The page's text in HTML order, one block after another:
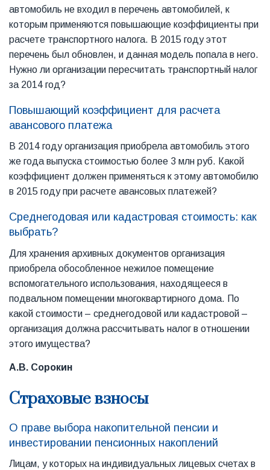
автомобиль не входил в перечень автомобилей, к
которым применяются повышающие коэффициенты при
расчете транспортного налога. В 2015 году этот
перечень был обновлен, и данная модель попала в него.
Нужно ли организации пересчитать транспортный налог
за 2014 год?
Повышающий коэффициент для расчета
авансового платежа
В 2014 году организация приобрела автомобиль этого
же года выпуска стоимостью более 3 млн руб. Какой
коэффициент должен применяться к этому автомобилю
в 2015 году при расчете авансовых платежей?
Среднегодовая или кадастровая стоимость: как
выбрать?
Для хранения архивных документов организация
приобрела обособленное нежилое помещение
вспомогательного использования, находящееся в
подвальном помещении многоквартирного дома. По
какой стоимости – среднегодовой или кадастровой –
организация должна рассчитывать налог в отношении
этого имущества?
А.В. Сорокин
Страховые взносы
О праве выбора накопительной пенсии и
инвестировании пенсионных накоплений
Лицам, у которых на индивидуальных лицевых счетах в